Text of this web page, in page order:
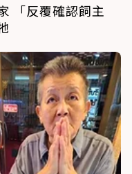
「反覆確認飼主